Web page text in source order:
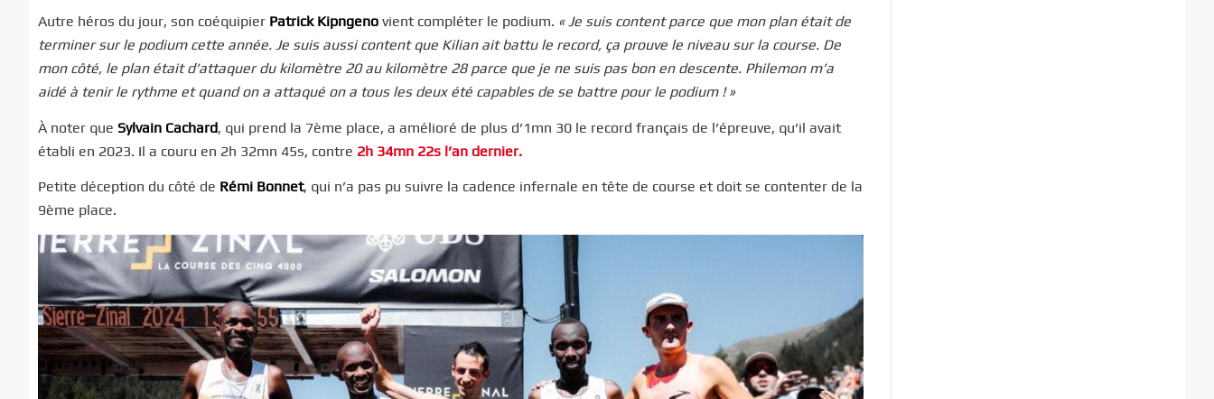
Autre héros du jour, son coéquipier Patrick Kipngeno vient compléter le podium. « Je suis content parce que mon plan était de
terminer sur le podium cette année. Je suis aussi content que Kilian ait battu le record, ça prouve le niveau sur la course. De
mon côté, le plan était d’attaquer du kilomètre 20 au kilomètre 28 parce que je ne suis pas bon en descente. Philemon m’a
aidé à tenir le rythme et quand on a attaqué on a tous les deux été capables de se battre pour le podium ! »
À noter que Sylvain Cachard, qui prend la 7ème place, a amélioré de plus d’1mn 30 le record français de l’épreuve, qu’il avait
établi en 2023. Il a couru en 2h 32mn 45s, contre 2h 34mn 22s l’an dernier.
Petite déception du côté de Rémi Bonnet, qui n’a pas pu suivre la cadence infernale en tête de course et doit se contenter de la
9ème place.